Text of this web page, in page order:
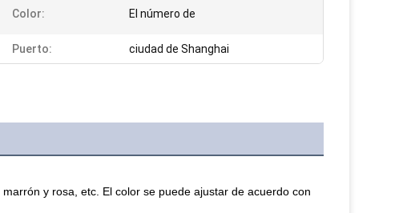
Color: El número de
Puerto: ciudad de Shanghai
y rosa, etc. El color se puede ajustar de acuerdo con